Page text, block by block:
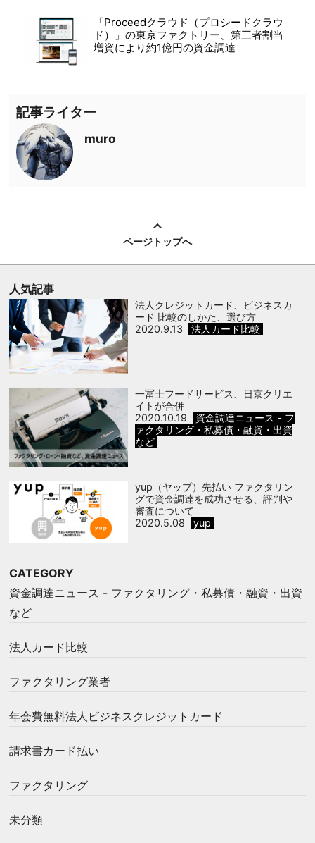
「Proceedクラウド（プロシードクラウ
ド）」の東京ファクトリー、第三者割当
増資により約1億円の資金調達
記事ライター
muro
ページトップへ
人気記事
法人クレジットカード、ビジネスカ
ード 比較のしかた、選び方
2020.9.13
法人カード比較
一冨士フードサービス、日京クリエ
イトが合併
2020.10.19
資金調達ニュース - フ
ァクタリング・私募債・融資・出資
など
yup（ヤップ）先払い ファクタリン
グで資金調達を成功させる、評判や
審査について
2020.5.08
yup
CATEGORY
資金調達ニュース - ファクタリング・私募債・融資・出資
など
法人カード比較
ファクタリング業者
年会費無料法人ビジネスクレジットカード
請求書カード払い
ファクタリング
未分類